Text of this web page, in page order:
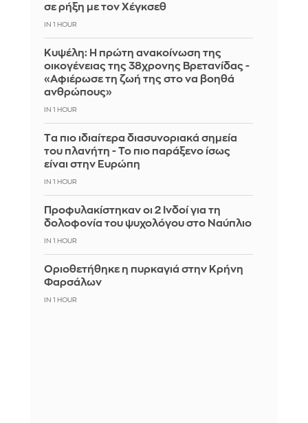
σε ρήξη με τον Χέγκσεθ
IN 1 HOUR
Κυψέλη: Η πρώτη ανακοίνωση της
οικογένειας της 38χρονης Βρετανίδας -
«Αφιέρωσε τη ζωή της στο να βοηθά
ανθρώπους»
IN 1 HOUR
Tα πιο ιδιαίτερα διασυνοριακά σημεία
του πλανήτη - Το πιο παράξενο ίσως
είναι στην Ευρώπη
IN 1 HOUR
Προφυλακίστηκαν οι 2 Ινδοί για τη
δολοφονία του ψυχολόγου στο Ναύπλιο
IN 1 HOUR
Οριοθετήθηκε η πυρκαγιά στην Κρήνη
Φαρσάλων
IN 1 HOUR